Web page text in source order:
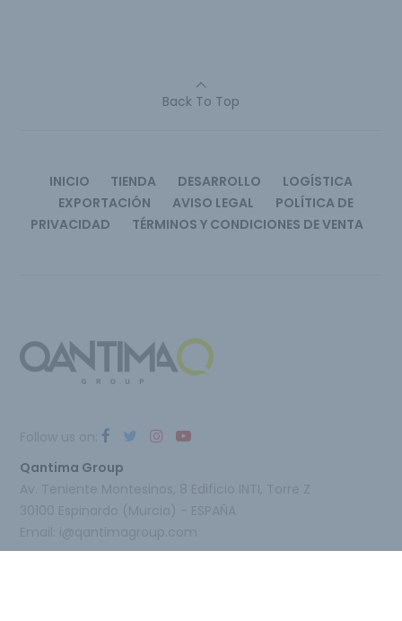
Back To Top
INICIO TIENDA DESARROLLO
LOGÍSTICA
EXPORTACIÓN
AVISO LEGAL
POLÍTICA DE
PRIVACIDAD
TÉRMINOS Y CONDICIONES DE VENTA
Qantima Group